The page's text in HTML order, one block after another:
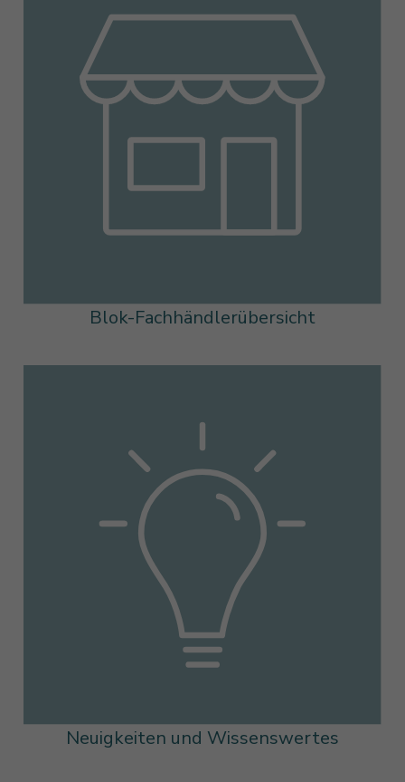
Blok-Fachhändlerübersicht
Neuigkeiten und Wissenswertes